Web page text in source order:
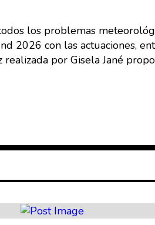
los problemas
2026 con las actuaciones,
por Gisela Jané